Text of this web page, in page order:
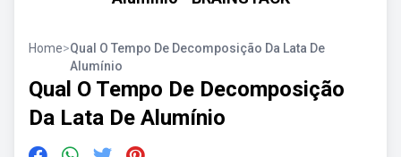
Home>Qual O Tempo De Decomposição Da Lata De
Alumínio
Qual O Tempo De Decomposição
Da Lata De Alumínio